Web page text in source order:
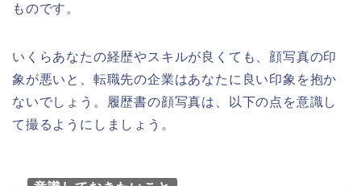
ものです。
いくらあなたの経歴やスキルが良くても、顔写真の印
象が悪いと、転職先の企業はあなたに良い印象を抱か
ないでしょう。履歴書の顔写真は、以下の点を意識し
て撮るようにしましょう。